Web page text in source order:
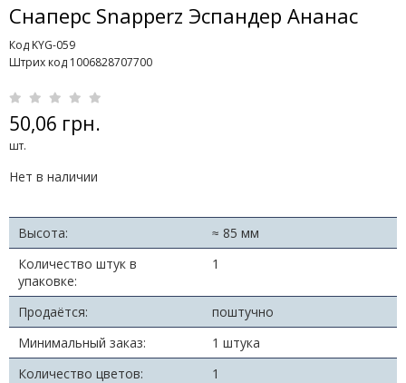
Снаперс Snapperz Эспандер Ананас
Код KYG-059
Штрих код 1006828707700
50,06 грн.
шт.
Нет в наличии
Высота:
≈ 85 мм
Количество штук в
упаковке:
1
Продаётся:
поштучно
Минимальный заказ:
1 штука
Количество цветов:
1